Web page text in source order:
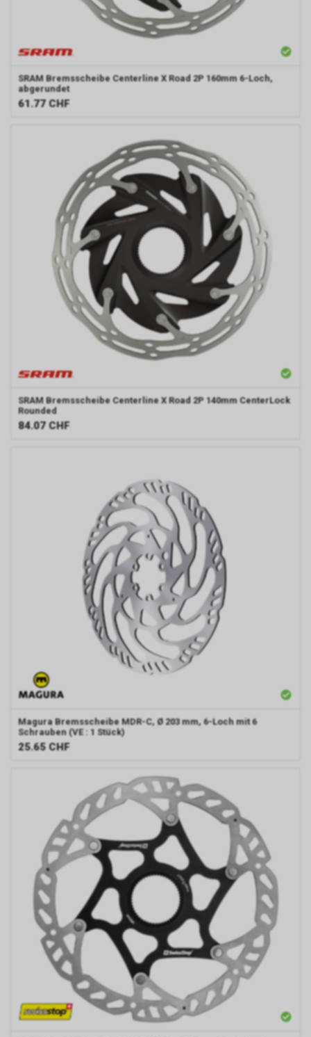
SRAM Bremsscheibe Centerline X Road 2P 160mm 6-Loch,
abgerundet
61.77 CHF
SRAM Bremsscheibe Centerline X Road 2P 140mm CenterLock
Rounded
84.07 CHF
Magura Bremsscheibe MDR-C, Ø 203 mm, 6-Loch mit 6
Schrauben (VE : 1 Stück)
25.65 CHF